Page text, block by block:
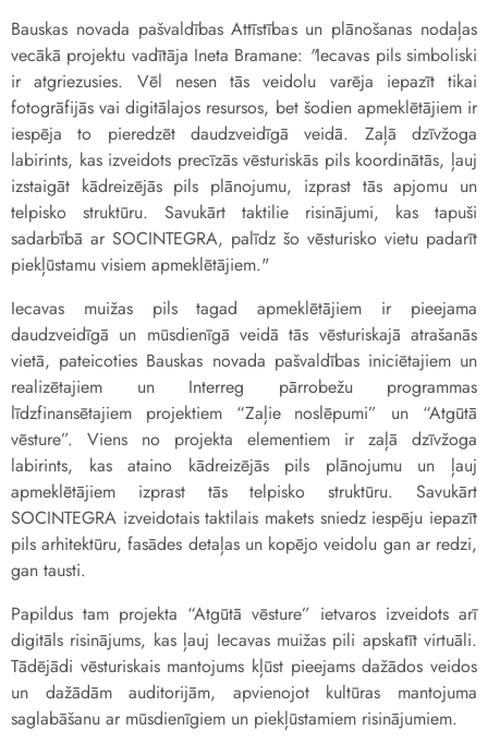
Bauskas novada pašvaldības Attīstības un plānošanas nodaļas
vecākā projektu vadītāja Ineta Bramane: "Iecavas pils simboliski
ir atgriezusies. Vēl nesen tās veidolu varēja iepazīt tikai
fotogrāfijās vai digitālajos resursos, bet šodien apmeklētājiem ir
iespēja to pieredzēt daudzveidīgā veidā. Zaļā dzīvžoga
labirints, kas izveidots precīzās vēsturiskās pils koordinātās, ļauj
izstaigāt kādreizējās pils plānojumu, izprast tās apjomu un
telpisko struktūru. Savukārt taktilie risinājumi, kas tapuši
sadarbībā ar SOCINTEGRA, palīdz šo vēsturisko vietu padarīt
piekļūstamu visiem apmeklētājiem."
Iecavas muižas pils tagad apmeklētājiem ir pieejama
daudzveidīgā un mūsdienīgā veidā tās vēsturiskajā atrašanās
vietā, pateicoties Bauskas novada pašvaldības iniciētajiem un
realizētajiem un Interreg pārrobežu programmas
līdzfinansētajiem projektiem “Zaļie noslēpumi” un “Atgūtā
vēsture”. Viens no projekta elementiem ir zaļā dzīvžoga
labirints, kas ataino kādreizējās pils plānojumu un ļauj
apmeklētājiem izprast tās telpisko struktūru. Savukārt
SOCINTEGRA izveidotais taktilais makets sniedz iespēju iepazīt
pils arhitektūru, fasādes detaļas un kopējo veidolu gan ar redzi,
gan tausti.
Papildus tam projekta “Atgūtā vēsture” ietvaros izveidots arī
digitāls risinājums, kas ļauj Iecavas muižas pili apskatīt virtuāli.
Tādējādi vēsturiskais mantojums kļūst pieejams dažādos veidos
un dažādām auditorijām, apvienojot kultūras mantojuma
saglabāšanu ar mūsdienīgiem un piekļūstamiem risinājumiem.